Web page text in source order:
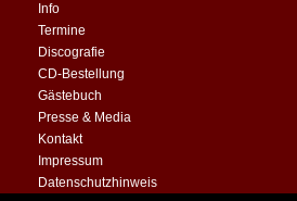
Info
Termine
Discografie
CD-Bestellung
Gästebuch
Presse & Media
Kontakt
Impressum
Datenschutzhinweis